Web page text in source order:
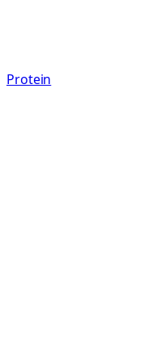
Protein